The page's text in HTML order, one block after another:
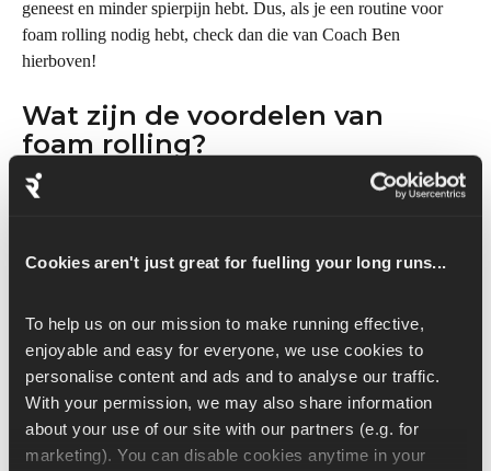
Cookies aren't just great for fuelling your long runs...
To help us on our mission to make running effective,
enjoyable and easy for everyone, we use cookies to
personalise content and ads and to analyse our traffic.
With your permission, we may also share information
about your use of our site with our partners (e.g. for
marketing). You can disable cookies anytime in your
geneest en minder spierpijn hebt. Dus, als je een routine voor
foam rolling nodig hebt, check dan die van Coach Ben
hierboven!
Wat zijn de voordelen van
foam rolling?
Foam rolling heeft een paar voordelen voor hardlopers, omdat
Helpt spierpijn en stijfheid te verminderen, waardoor het
verklevingen of 'knopen' in je spieren los te maken.
Verhoogt de bloedtoevoer naar de spieren
Bovendien kan het een geweldige manier zijn om te ontspannen
en te ontstressen na een pittige training met een uitdaging!